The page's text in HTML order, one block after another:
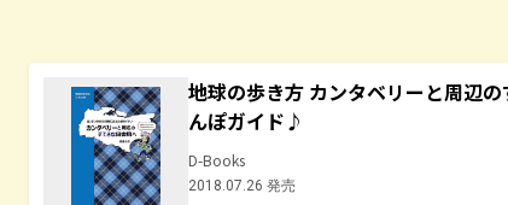
地球の歩き方 カンタベリーと周辺
んぽガイド♪
D-Books
2018.07.26 発売